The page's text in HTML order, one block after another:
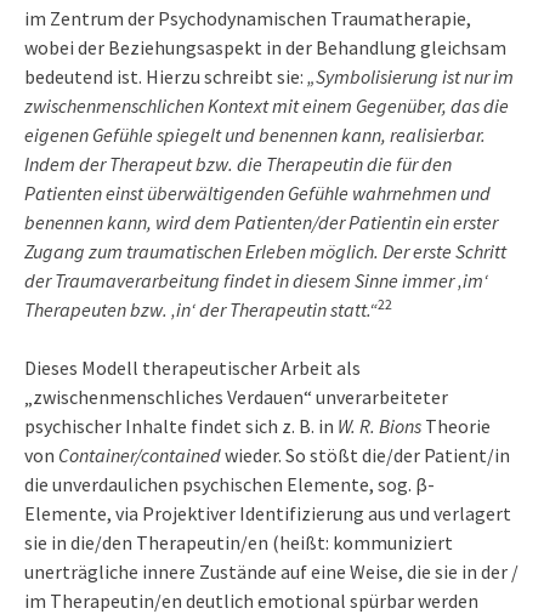
im Zentrum der Psychodynamischen Traumatherapie,
wobei der Beziehungsaspekt in der Behandlung gleichsam
bedeutend ist. Hierzu schreibt sie: „Symbolisierung ist nur im
zwischenmenschlichen Kontext mit einem Gegenüber, das die
eigenen Gefühle spiegelt und benennen kann, realisierbar.
Indem der Therapeut bzw. die Therapeutin die für den
Patienten einst überwältigenden Gefühle wahrnehmen und
benennen kann, wird dem Patienten/der Patientin ein erster
Zugang zum traumatischen Erleben möglich. Der erste Schritt
der Traumaverarbeitung findet in diesem Sinne immer ‚im‘
Therapeuten bzw. ‚in‘ der Therapeutin statt.“22
Dieses Modell therapeutischer Arbeit als
„zwischenmenschliches Verdauen“ unverarbeiteter
psychischer Inhalte findet sich z. B. in W. R. Bions Theorie
von Container/containedwieder. So stößt die/der Patient/in
die unverdaulichen psychischen Elemente, sog. β-
Elemente, via Projektiver Identifizierung aus und verlagert
sie in die/den Therapeutin/en (heißt: kommuniziert
unerträgliche innere Zustände auf eine Weise, die sie in der /
im Therapeutin/en deutlich emotional spürbar werden